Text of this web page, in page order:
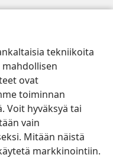
tekniikoita
ovat
toiminnan
Voit hyväksyä tai
vain
Mitään näistä
markkinointiin.